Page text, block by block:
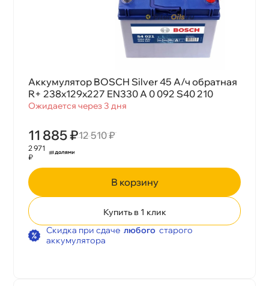
Аккумулятор BOSCH Silver 45 А/ч обратная
R+ 238x129x227 EN330 A 0 092 S40 210
Ожидается через 3 дня
11 885 ₽12 510 ₽
2 971
₽
корзину
Купить в 1 клик
Скидка при сдаче любого старого
аккумулятора